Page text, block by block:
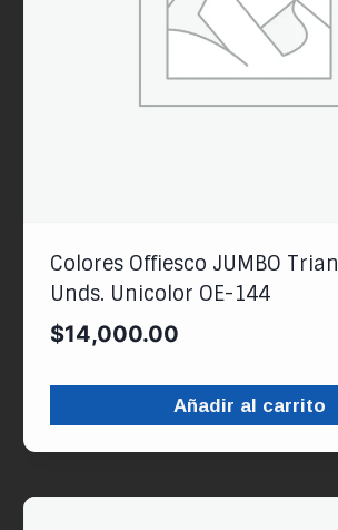
Colores Offiesco JUMBO
Unds. Unicolor OE-144
$14,000.00
Añadir al carrito